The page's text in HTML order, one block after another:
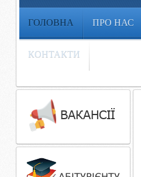
ГОЛОВНА ПРО НАС
КОНТАКТИ